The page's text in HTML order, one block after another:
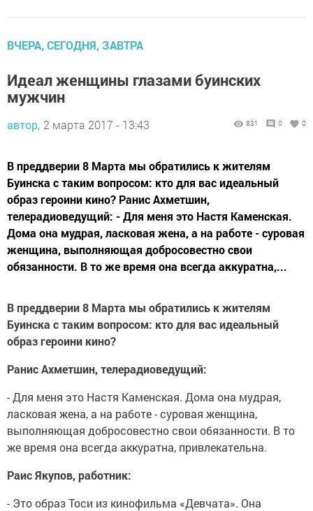
ВЧЕРА, СЕГОДНЯ, ЗАВТРА
Идеал женщины глазами буинских
мужчин
автор, 2 марта 2017 - 13:43 831 0 0
В преддверии 8 Марта мы обратились к жителям
Буинска с таким вопросом: кто для вас идеальный
образ героини кино? Ранис Ахметшин,
телерадиоведущий: - Для меня это Настя Каменская.
Дома она мудрая, ласковая жена, а на работе - суровая
женщина, выполняющая добросовестно свои
обязанности. В то же время она всегда аккуратна,...
В преддверии 8 Марта мы обратились к жителям
Буинска с таким вопросом: кто для вас идеальный
образ героини кино?
Ранис Ахметшин, телерадиоведущий:
- Для меня это Настя Каменская. Дома она мудрая,
ласковая жена, а на работе - суровая женщина,
выполняющая добросовестно свои обязанности. В то
же время она всегда аккуратна, привлекательна.
Раис Якупов, работник:
- Это образ Тоси из кинофильма «Девчата». Она